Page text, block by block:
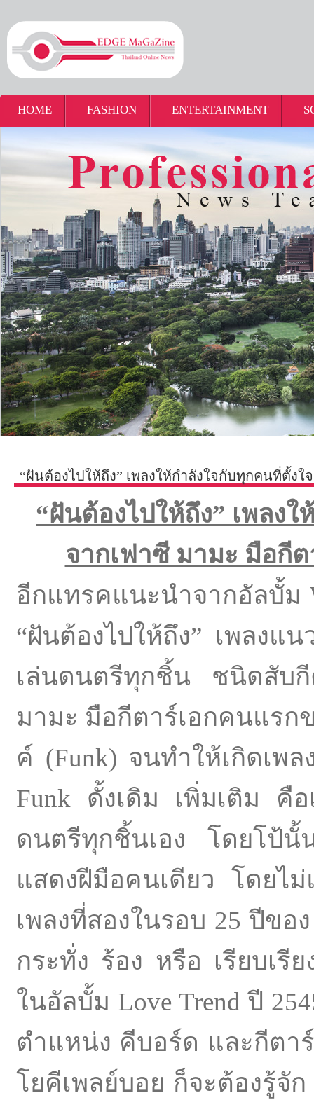
HOME FASHION ENTERTAINMENT
“ฝันต้องไปให้ถึง” เพลงให้กำลังใจกับทุกคนที่ตั้ง
“ฝันต้องไปให้ถึง” เพลง
จากเฟาซี มามะ มือกี
อีกแทรคแนะนำจากอัลบั้ม
“ฝันต้องไปให้ถึง” เพลง
เล่นดนตรีทุกชิ้น ชนิดสับ
มามะ มือกีตาร์เอกคนแรก
ค์ (Funk) จนทำให้เกิดเพ
Funk ดั้งเดิม เพิ่มเติม คือ
ดนตรีทุกชิ้นเอง โดยโป้นั้
แสดงฝีมือคนเดียว โดยไม่
เพลงที่สองในรอบ 25 ปีข
กระทั่ง ร้อง หรือ เรียบเรี
ในอัลบั้ม Love Trend ปี
ตำแหน่ง คีบอร์ด และกีตา
โยคีเพลย์บอย ก็จะต้องรู้จั